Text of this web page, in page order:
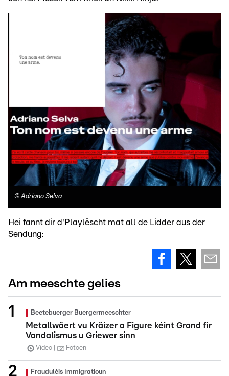
©Adriano Selva
Hei fannt dir d'Playlëscht mat all de Lidder aus der
Sendung:
Am meeschte gelies
Beetebuerger Buergermeeschter
Metallwäert vu Kräizer a Figure kéint Grond fir
Vandalismus u Griewer sinn
Video Fotoen
Frauduléis Immigratioun